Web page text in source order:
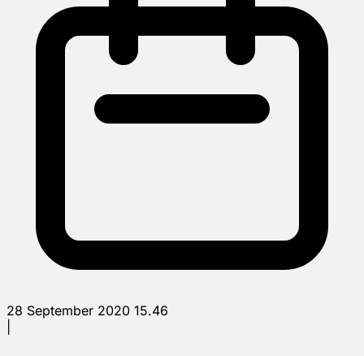
28 September 2020 15.46